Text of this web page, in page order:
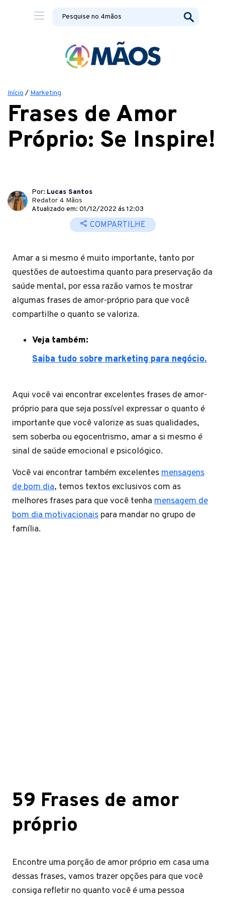
Início / Marketing
Frases de Amor
Próprio: Se Inspire!
Por: Lucas Santos
Redator 4 Mãos
Atualizado em: 01/12/2022 ás 12:03
COMPARTILHE
Amar a si mesmo é muito importante, tanto por
questões de autoestima quanto para preservação da
saúde mental, por essa razão vamos te mostrar
algumas frases de amor-próprio para que você
compartilhe o quanto se valoriza.
Veja também:
Saiba tudo sobre marketing para negócio.
Aqui você vai encontrar excelentes frases de amor-
próprio para que seja possível expressar o quanto é
importante que você valorize as suas qualidades,
sem soberba ou egocentrismo, amar a si mesmo é
sinal de saúde emocional e psicológico.
Você vai encontrar também excelentesmensagens
de bom dia, temos textos exclusivos com as
melhores frases para que você tenha mensagem de
bom dia motivacionais para mandar no grupo de
família.
59 Frases de amor
próprio
Encontre uma porção de amor próprio em casa uma
dessas frases, vamos trazer opções para que você
consiga refletir no quanto você é uma pessoa